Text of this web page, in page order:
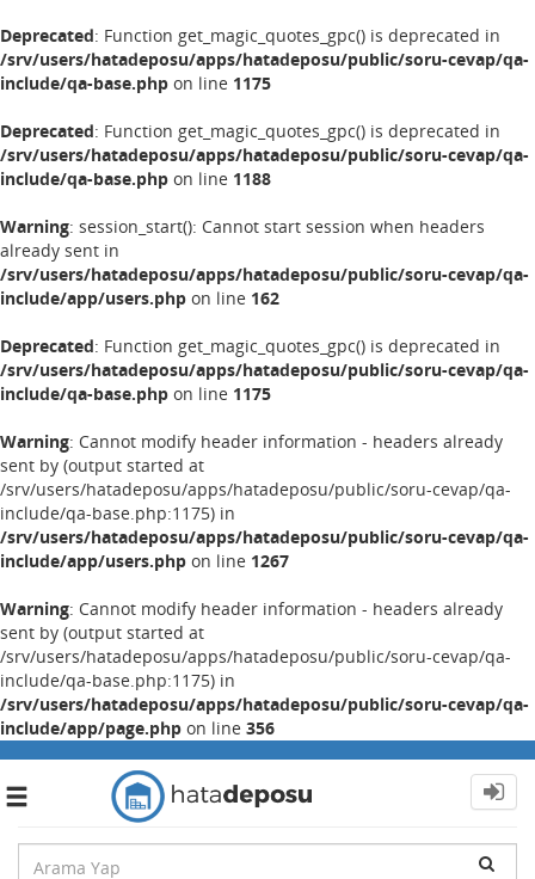
Deprecated: Function get_magic_quotes_gpc() is deprecated in
/srv/users/hatadeposu/apps/hatadeposu/public/soru-cevap/qa-
include/qa-base.php on line 1175
Deprecated: Function get_magic_quotes_gpc() is deprecated in
/srv/users/hatadeposu/apps/hatadeposu/public/soru-cevap/qa-
include/qa-base.php on line 1188
Warning: session_start(): Cannot start session when headers
already sent in
/srv/users/hatadeposu/apps/hatadeposu/public/soru-cevap/qa-
include/app/users.php on line 162
Deprecated: Function get_magic_quotes_gpc() is deprecated in
/srv/users/hatadeposu/apps/hatadeposu/public/soru-cevap/qa-
include/qa-base.php on line 1175
Warning: Cannot modify header information - headers already
sent by (output started at
/srv/users/hatadeposu/apps/hatadeposu/public/soru-cevap/qa-
include/qa-base.php:1175) in
/srv/users/hatadeposu/apps/hatadeposu/public/soru-cevap/qa-
include/app/users.php on line 1267
Warning: Cannot modify header information - headers already
sent by (output started at
/srv/users/hatadeposu/apps/hatadeposu/public/soru-cevap/qa-
include/qa-base.php:1175) in
/srv/users/hatadeposu/apps/hatadeposu/public/soru-cevap/qa-
include/app/page.php on line 356
Toggle